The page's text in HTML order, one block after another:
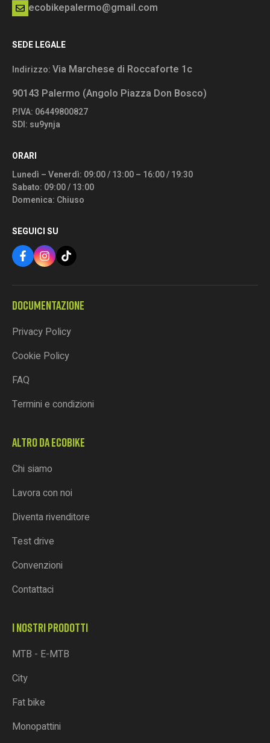
ecobikepalermo@gmail.com
SEDE LEGALE
Indirizzo:Via Marchese di Roccaforte 1c
90143 Palermo (Angolo Piazza Don Bosco)
P.IVA: 06449800827
SDI: su9ynja
ORARI
Lunedì – Venerdì: 09:00 / 13:00 – 16:00 / 19:30
Sabato: 09:00 / 13:00
Domenica: Chiuso
SEGUICI SU
DOCUMENTAZIONE
Privacy Policy
Cookie Policy
FAQ
Termini e condizioni
ALTRO DA ECOBIKE
Chi siamo
Lavora con noi
Diventa rivenditore
Test drive
Convenzioni
Contattaci
I NOSTRI PRODOTTI
MTB - E-MTB
City
Fat bike
Monopattini